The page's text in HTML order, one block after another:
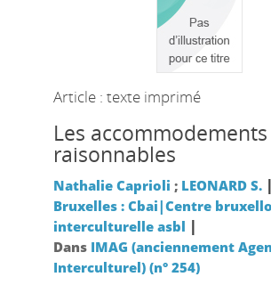
Article : texte imprimé
Les accommodements
raisonnables
Nathalie Caprioli ; LEONARD S. |
Bruxelles : Cbai|Centre
interculturelle asbl |
Dans IMAG (anciennement
Interculturel) (n° 254)